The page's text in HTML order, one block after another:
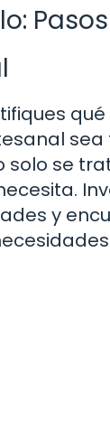
sea
solo se
y